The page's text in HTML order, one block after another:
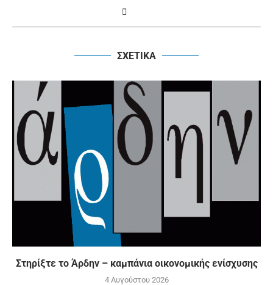
ΣΧΕΤΙΚΑ
Στηρίξτε το Άρδην – καμπάνια οικονομικής ενίσχυσης
4 Αυγούστου 2026